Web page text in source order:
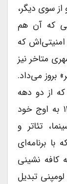
سوی دیگر،
که آن هم
که
متاخر نیز
می‌داد.
از دو دهه
آن آغاز شده بود در دهه ۱۳۵۰ به اوج خود
تئاتر و
برنامه‌ای
نشینی
تبدیل